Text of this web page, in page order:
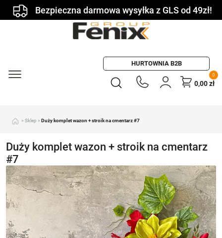
Bezpieczna darmowa wysyłka z GLS od 49zł!
HURTOWNIA B2B
0
0,00zł
» Sklep » Duży komplet wazon + stroik na cmentarz #7
Duży komplet wazon + stroik na cmentarz
#7